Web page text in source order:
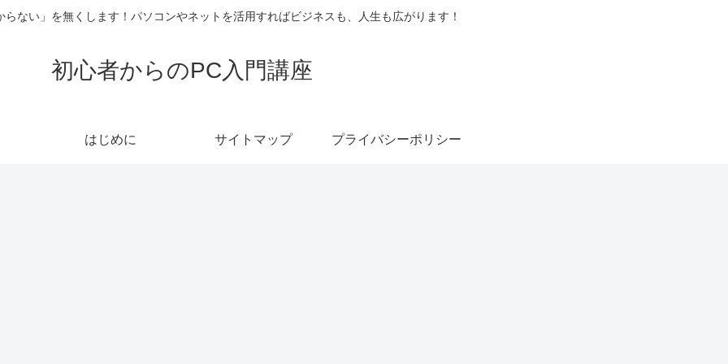
らない」を無くします！パソコンやネットを活用すればビジネスも、人生も広がります！
初心者からのPC入門講座
はじめに サイトマップ プライバシーポリシー